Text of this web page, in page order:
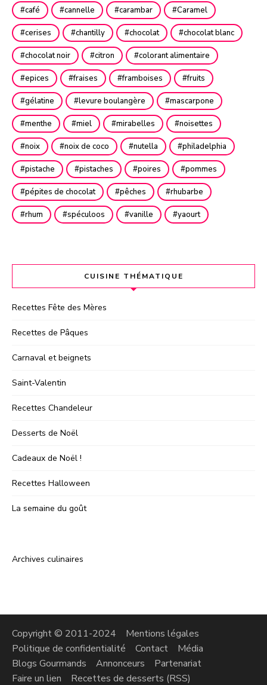
café cannelle carambar Caramel
cerises chantilly chocolat chocolat blanc
chocolat noir citron colorant alimentaire
epices fraises framboises fruits
gélatine levure boulangère mascarpone
menthe miel mirabelles noisettes
noix noix de coco nutella philadelphia
pistache pistaches poires pommes
pépites de chocolat pêches rhubarbe
rhum spéculoos vanille yaourt
CUISINE THÉMATIQUE
Recettes Fête des Mères
Recettes de Pâques
Carnaval et beignets
Saint-Valentin
Recettes Chandeleur
Desserts de Noël
Cadeaux de Noël !
Recettes Halloween
La semaine du goût
Archives culinaires
Copyright © 2011-2024
Mentions légales
Politique de confidentialité
Contact
Média
Blogs Gourmands
Annonceurs
Partenariat
Faire un lien
Recettes de desserts (RSS)